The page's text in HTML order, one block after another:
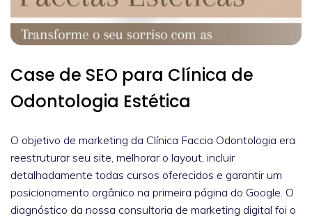
Case de SEO para Clínica de
Odontologia Estética
O objetivo de marketing da Clínica Faccia Odontologia era
reestruturar seu site, melhorar o layout, incluir
detalhadamente todas cursos oferecidos e garantir um
posicionamento orgânico na primeira página do Google. O
diagnóstico da nossa consultoria de marketing digital foi o